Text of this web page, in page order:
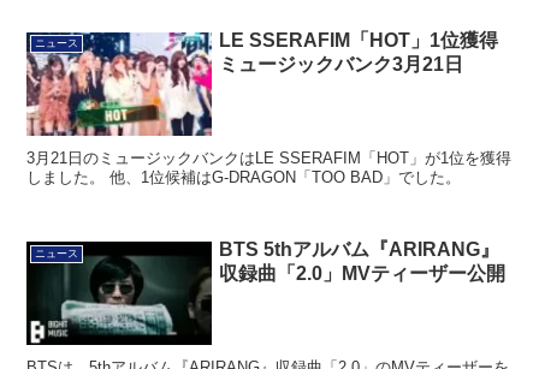
ニュース
LE SSERAFIM「HOT」1位獲得
ミュージックバンク3月21日
3月21日のミュージックバンクはLE SSERAFIM「HOT」が1位を獲得
しました。 他、1位候補はG-DRAGON「TOO BAD」でした。
ニュース
BTS 5thアルバム『ARIRANG』
収録曲「2.0」MVティーザー公開